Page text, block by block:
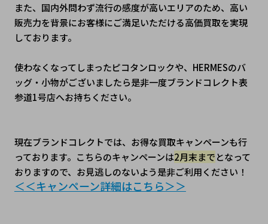
また、国内外問わず流行の感度が高いエリアのため、高い
販売力を背景にお客様にご満足いただける高価買取を実現
しております。
使わなくなってしまったピコタンロックや、HERMESのバ
ッグ・小物がございましたら是非一度ブランドコレクト表
参道1号店へお持ちください。
現在ブランドコレクトでは、お得な買取キャンペーンも行
っております。こちらのキャンペーンは2月末までとなって
おりますので、お見逃しのないよう是非ご利用ください！
＜＜キャンペーン詳細はこちら＞＞